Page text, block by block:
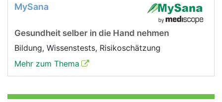
MySana
Gesundheit selber in die Hand nehmen
Bildung, Wissenstests, Risikoschätzung
Mehr zum Thema